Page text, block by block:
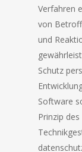
Verfahren
von
und
Schutz
Software
Prinzip